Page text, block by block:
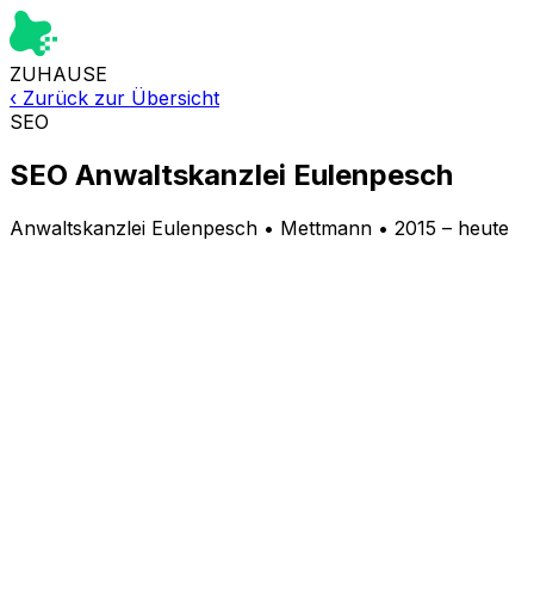
ZUHAUSE
‹ Zurück zur Übersicht
SEO
SEO Anwaltskanzlei Eulenpesch
Anwaltskanzlei Eulenpesch • Mettmann • 2015 – heute